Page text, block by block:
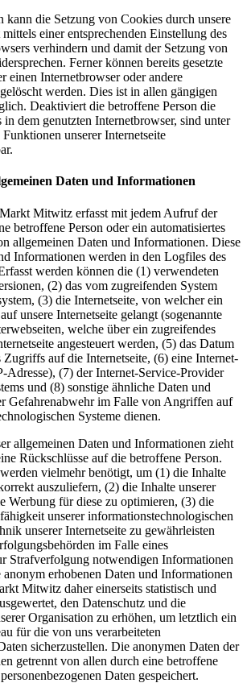
kann die Setzung von Cookies durch unsere
einer entsprechenden Einstellung des
verhindern und damit der Setzung von
Ferner können bereits gesetzte
einen Internetbrowser oder andere
werden. Dies ist in allen gängigen
Deaktiviert die betroffene Person die
dem genutzten Internetbrowser, sind unter
unserer Internetseite
Daten und Informationen
Mitwitz erfasst mit jedem Aufruf der
betroffene Person oder ein automatisiertes
allgemeinen Daten und Informationen. Diese
Informationen werden in den Logfiles des
werden können die (1) verwendeten
(2) das vom zugreifenden System
(3) die Internetseite, von welcher ein
unsere Internetseite gelangt (sogenannte
welche über ein zugreifendes
angesteuert werden, (5) das Datum
auf die Internetseite, (6) eine Internet-
Adresse), (7) der Internet-Service-Provider
und (8) sonstige ähnliche Daten und
Gefahrenabwehr im Falle von Angriffen auf
Systeme dienen.
allgemeinen Daten und Informationen zieht
Rückschlüsse auf die betroffene Person.
vielmehr benötigt, um (1) die Inhalte
auszuliefern, (2) die Inhalte unserer
Werbung für diese zu optimieren, (3) die
unserer informationstechnologischen
unserer Internetseite zu gewährleisten
im Falle eines
Strafverfolgung notwendigen Informationen
anonym erhobenen Daten und Informationen
Mitwitz daher einerseits statistisch und
den Datenschutz und die
Organisation zu erhöhen, um letztlich ein
für die von uns verarbeiteten
sicherzustellen. Die anonymen Daten der
getrennt von allen durch eine betroffene
Daten gespeichert.